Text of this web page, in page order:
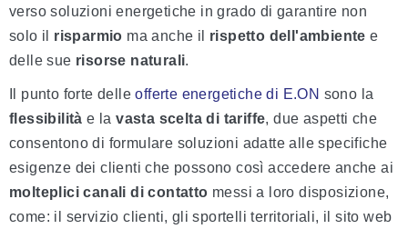
verso soluzioni energetiche in grado di garantire non
solo il risparmio ma anche il rispetto dell'ambiente e
delle sue risorse naturali.
Il punto forte delleofferte energetiche di E.ON sono la
flessibilità e lavasta scelta di tariffe, due aspetti che
consentono di formulare soluzioni adatte alle specifiche
esigenze dei clienti che possono così accedere anche ai
molteplici canali di contatto messi a loro disposizione,
come: il servizio clienti, gli sportelli territoriali, il sito web